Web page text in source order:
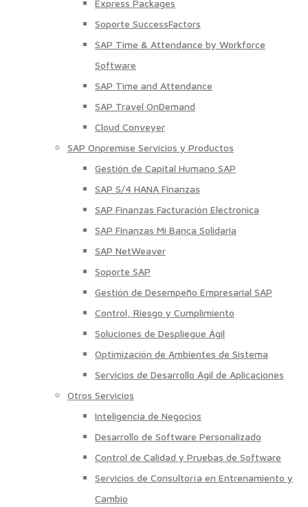
Express Packages
Soporte SuccessFactors
SAP Time & Attendance by Workforce
Software
SAP Time and Attendance
SAP Travel OnDemand
Cloud Conveyer
SAP Onpremise Servicios y Productos
Gestión de Capital Humano SAP
SAP S/4 HANA Finanzas
SAP Finanzas Facturación Electronica
SAP Finanzas Mi Banca Solidaria
SAP NetWeaver
Soporte SAP
Gestión de Desempeño Empresarial SAP
Control, Riesgo y Cumplimiento
Soluciones de Despliegue Ágil
Optimización de Ambientes de Sistema
Servicios de Desarrollo Ágil de Aplicaciones
Otros Servicios
Inteligencia de Negocios
Desarrollo de Software Personalizado
Control de Calidad y Pruebas de Software
Servicios de Consultoría en Entrenamiento y
Cambio